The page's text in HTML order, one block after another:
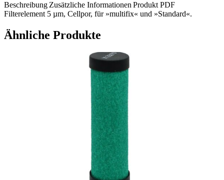
Beschreibung Zusätzliche Informationen Produkt PDF
Filterelement 5 µm, Cellpor, für »multifix« und »Standard«.
Ähnliche Produkte